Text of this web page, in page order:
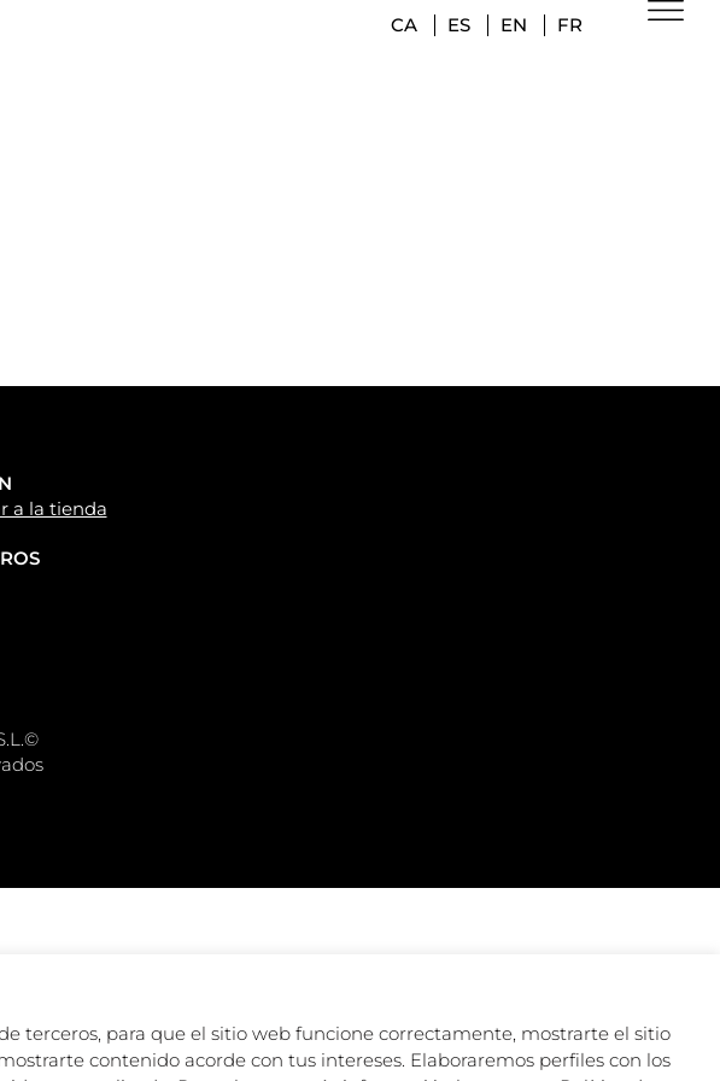
CA ES EN FR
a la tienda
terceros, para que el sitio web funcione correctamente, mostrarte el sitio
contenido acorde con tus intereses. Elaboraremos perfiles con los